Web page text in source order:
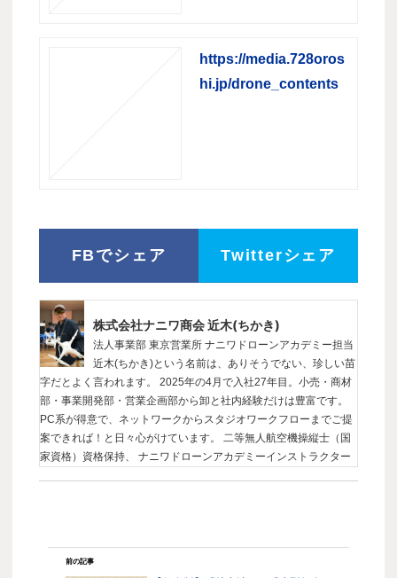
https://media.728oros
hi.jp/drone_contents
FBでシェア Twitterシェア
株式会社ナニワ商会 近木(ちかき)
法人事業部 東京営業所 ナニワドローンアカデミー担当
近木(ちかき)という名前は、ありそうでない、珍しい苗
字だとよく言われます。 2025年の4月で入社27年目。小売・商材
部・事業開発部・営業企画部から卸と社内経験だけは豊富です。
PC系が得意で、ネットワークからスタジオワークフローまでご提
案できれば！と日々心がけています。 二等無人航空機操縦士（国
家資格）資格保持、 ナニワドローンアカデミーインストラクター
前の記事